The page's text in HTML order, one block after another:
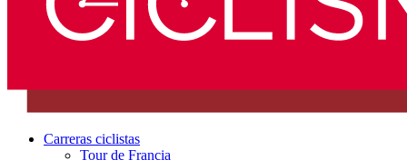
Carreras ciclistas
Tour de Francia